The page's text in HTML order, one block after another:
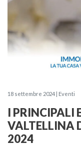
18 settembre 2024 | Eventi
I PRINCIPALI
VALTELLINA
2024